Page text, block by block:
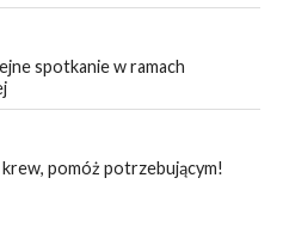
spotkanie w ramach
pomóż potrzebującym!